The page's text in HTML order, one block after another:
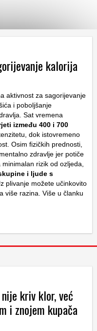
kalorija
aktivnost za sagorijevanje
i poboljšanje
Sat vremena
između 400 i 700
dok istovremeno
Osim fizičkih prednosti,
zdravlje jer potiče
rizik od ozljeda,
i ljude s
plivanje možete učinkovito
više razina. Više u članku
kriv klor, već
i znojem kupača